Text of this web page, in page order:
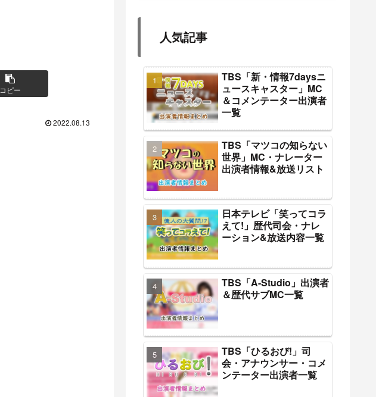
コピー
2022.08.13
人気記事
TBS「新・情報7daysニ
ュースキャスター」MC
＆コメンテーター出演者
一覧
TBS「マツコの知らない
世界」MC・ナレーター
出演者情報&放送リスト
日本テレビ「笑ってコラ
えて!」歴代司会・ナレ
ーション&放送内容一覧
TBS「A-Studio」出演者
＆歴代サブMC一覧
TBS「ひるおび!」司
会・アナウンサー・コメ
ンテーター出演者一覧